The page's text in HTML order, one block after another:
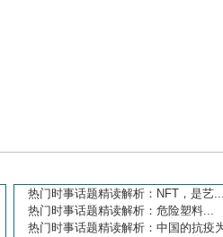
热门时事话题精读解析：NFT，是艺...
热门时事话题精读解析：危险塑料...
热门时事话题精读解析：中国的抗疫